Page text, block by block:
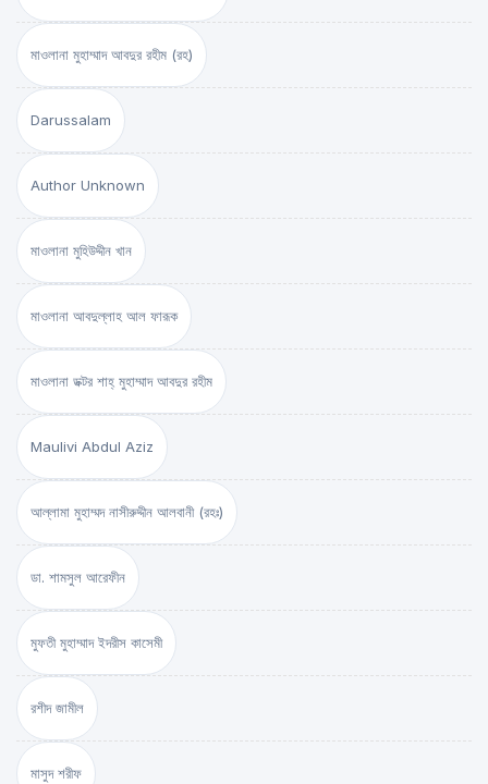
মাওলানা মুহাম্মাদ আবদুর রহীম (রহ)
Darussalam
Author Unknown
মাওলানা মুহিউদ্দীন খান
মাওলানা আবদুল্লাহ আল ফারূক
মাওলানা ডক্টর শাহ্‌ মুহাম্মাদ আবদুর রহীম
Maulivi Abdul Aziz
আল্লামা মুহাম্মদ নাসীরুদ্দীন আলবানী (রহঃ)
ডা. শামসুল আরেফীন
মুফতী মুহাম্মাদ ইদরীস কাসেমী
রশীদ জামীল
মাসুদ শরীফ